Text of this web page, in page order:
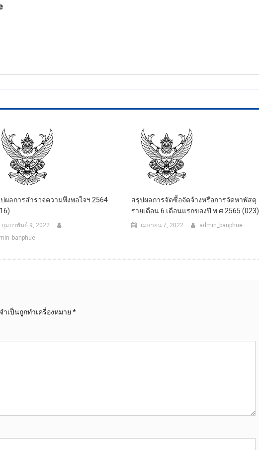
ผลการสำรวจความพึงพอใจฯ 2564
กุมภาพันธ์ 9, 2022
สรุปผลการจัดซื้อจัดจ้างหรือการจัดหาพัสดุ
รายเดือน 6 เดือนแรกของปี พ.ศ.2565 (023)
เมษายน 7, 2022 admin_banphue
ำเป็นถูกทำเครื่องหมาย *